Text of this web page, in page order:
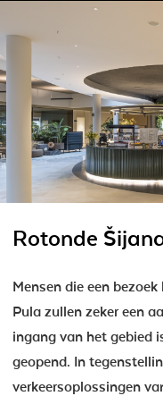
Rotonde
Mensen die een
Pula zullen zeker een
ingang van het gebied
geopend. In
verkeersoplossingen